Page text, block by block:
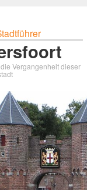
Vergangenheit dieser